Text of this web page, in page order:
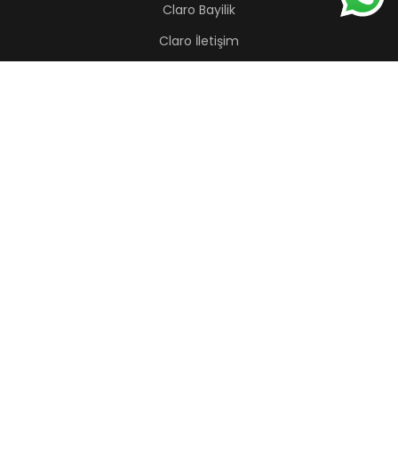
Claro Bayilik
Claro İletişim